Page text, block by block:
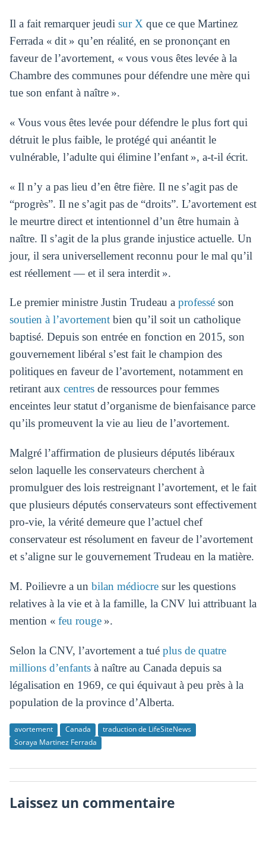
Il a fait remarquer jeudi sur X que ce que Martinez
Ferrada « dit » qu’en réalité, en se prononçant en
faveur de l’avortement, « vous vous êtes levée à la
Chambre des communes pour défendre une mère qui
tue son enfant à naître ».
« Vous vous êtes levée pour défendre le plus fort qui
détruit le plus faible, le protégé qui anéantit le
vulnérable, l’adulte qui élimine l’enfant », a-t-il écrit.
« Il n’y a pas lieu d’en être fière. Il ne s’agit pas de
“progrès”. Il ne s’agit pas de “droits”. L’avortement est
le meurtre direct et intentionnel d’un être humain à
naître. Il s’agit de la plus grande injustice actuelle. Un
jour, il sera universellement reconnu pour le mal qu’il
est réellement — et il sera interdit ».
Le premier ministre Justin Trudeau a professéson
soutien à l’avortementbien qu’il soit un catholique
baptisé. Depuis son entrée en fonction en 2015, son
gouvernement libéral s’est fait le champion des
politiques en faveur de l’avortement, notamment en
retirant aux centresde ressources pour femmes
enceintes leur statut d’organisme de bienfaisance parce
qu’ils promeuvent la vie au lieu de l’avortement.
Malgré l’affirmation de plusieurs députés libéraux
selon laquelle les conservateurs cherchent à
promulguer des lois restreignant l’avortement, et le fait
que plusieurs députés conservateurs sont effectivement
pro-vie, la vérité demeure que l’actuel chef
conservateur est résolument en faveur de l’avortement
et s’aligne sur le gouvernement Trudeau en la matière.
M. Poilievre a un bilan médiocresur les questions
relatives à la vie et à la famille, la CNV lui attribuant la
mention « feu rouge».
Selon la CNV, l’avortement a tué plus de quatre
millions d’enfantsà naître au Canada depuis sa
légalisation en 1969, ce qui équivaut à peu près à la
population de la province d’Alberta.
avortement Canada
traduction de LifeSiteNews
Soraya Martinez Ferrada
Laissez un commentaire